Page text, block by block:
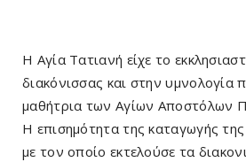
Η Αγία Τατιανή είχε το
διακόνισσας και στην υμνολογία
μαθήτρια των Αγίων Αποστόλων
Η επισημότητα της καταγωγής
με τον οποίο εκτελούσε τα